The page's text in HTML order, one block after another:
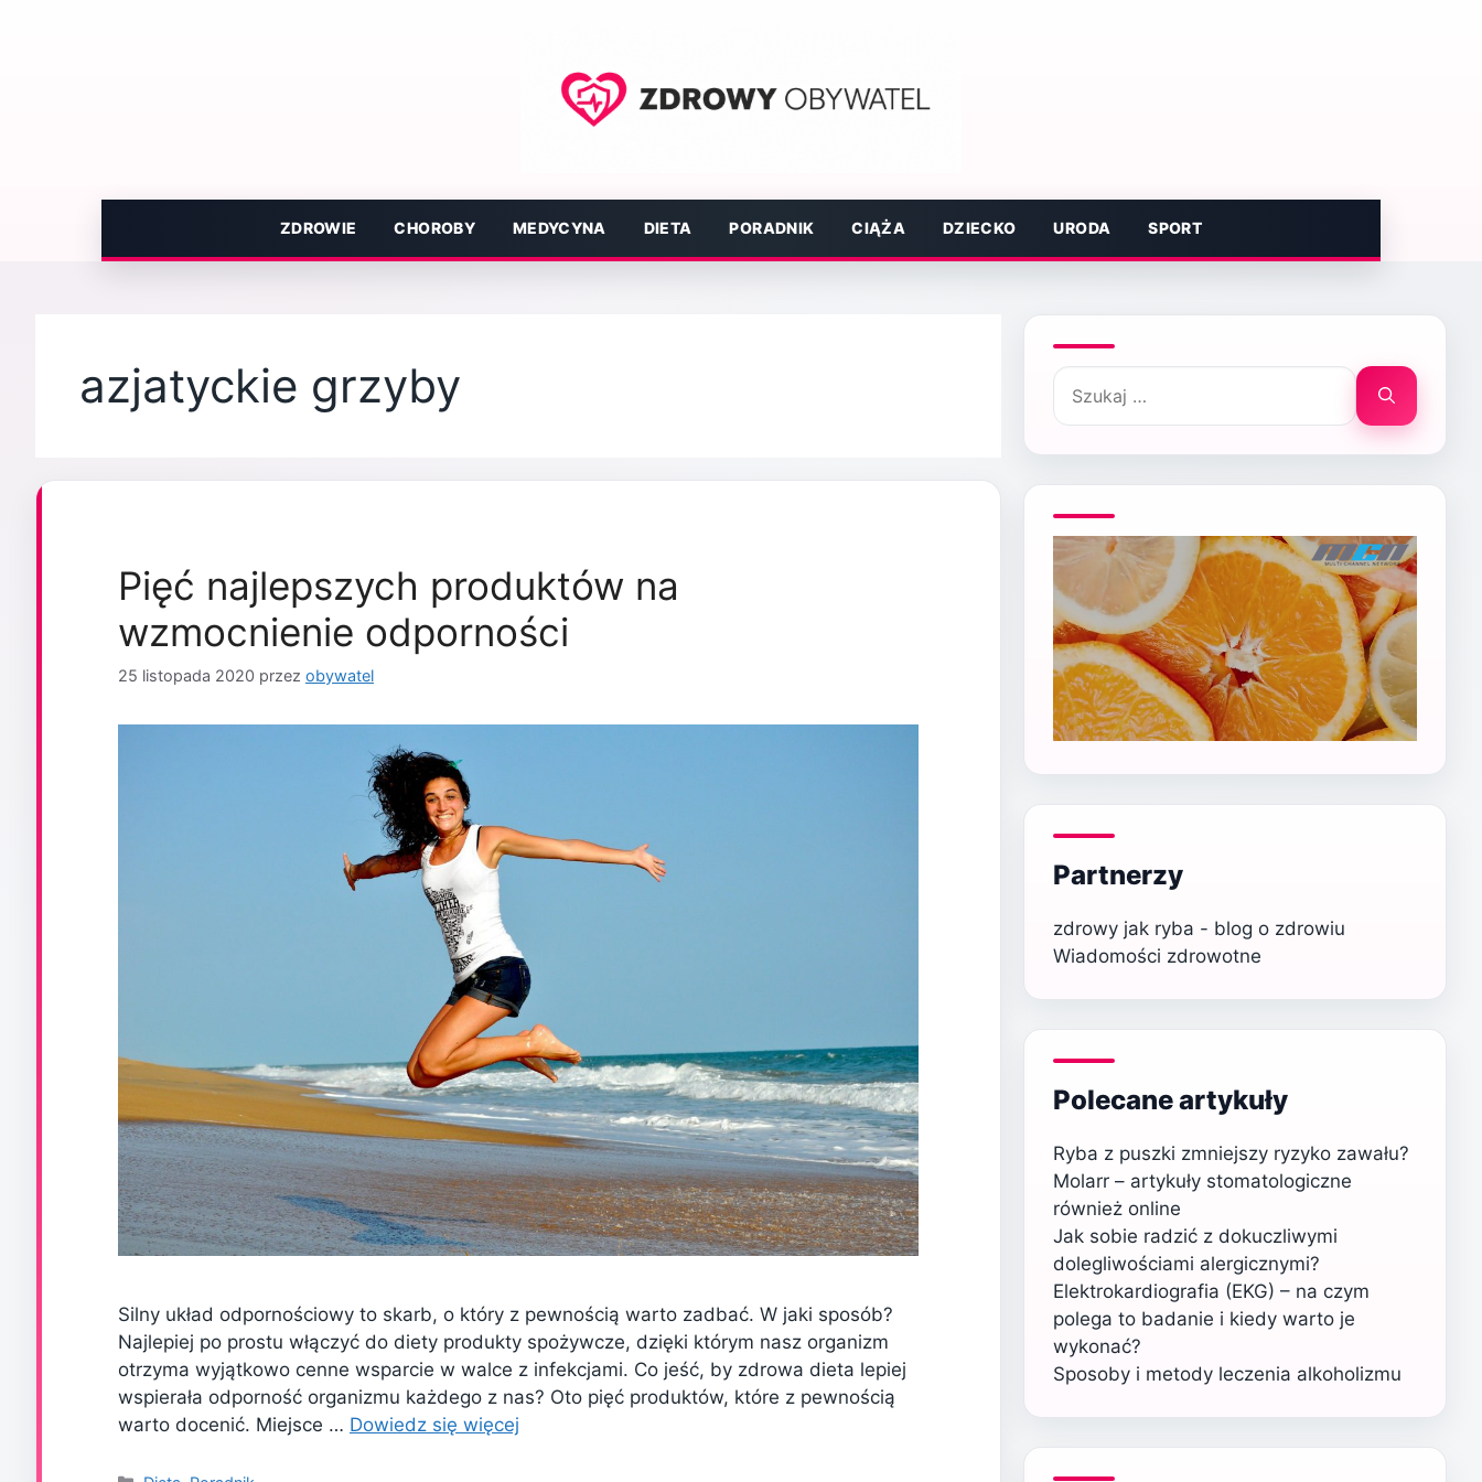
ZDROWIE CHOROBY MEDYCYNA DIETA PORADNIK CIĄŻA DZIECKO URODA SPORT
azjatyckie grzyby
Pięć najlepszych produktów na
wzmocnienie odporności
25 listopada 2020 przez obywatel
Silny układ odpornościowy to skarb, o który z pewnością warto zadbać. W jaki sposób?
Najlepiej po prostu włączyć do diety produkty spożywcze, dzięki którym nasz organizm
otrzyma wyjątkowo cenne wsparcie w walce z infekcjami. Co jeść, by zdrowa dieta lepiej
wspierała odporność organizmu każdego z nas? Oto pięć produktów, które z pewnością
warto docenić. Miejsce … Dowiedz się więcej
Szukaj:
Partnerzy
zdrowy jak ryba - blog o zdrowiu
Wiadomości zdrowotne
Polecane artykuły
Ryba z puszki zmniejszy ryzyko zawału?
Molarr – artykuły stomatologiczne
również online
Jak sobie radzić z dokuczliwymi
dolegliwościami alergicznymi?
Elektrokardiografia (EKG) – na czym
polega to badanie i kiedy warto je
wykonać?
Sposoby i metody leczenia alkoholizmu